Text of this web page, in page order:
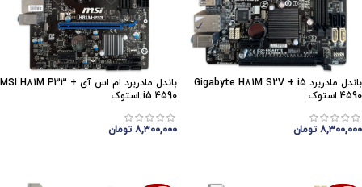
باندل مادربرد Gigabyte H81M S2V + i5
4590 استوک
۸,۳۰۰,۰۰۰ تومان
باندل مادربرد ام اس آی MSI H81M P33 +
i5 4590 استوک
۸,۳۰۰,۰۰۰ تومان